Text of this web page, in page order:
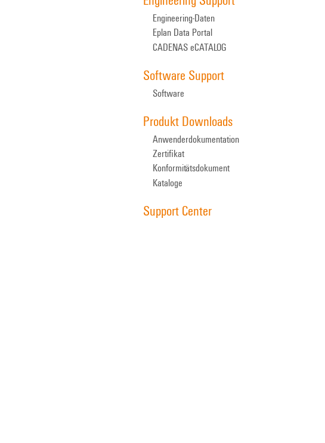
Engineering-Daten
Eplan Data Portal
CADENAS eCATALOG
Software Support
Software
Produkt Downloads
Anwenderdokumentation
Zertifikat
Konformitätsdokument
Kataloge
Support Center